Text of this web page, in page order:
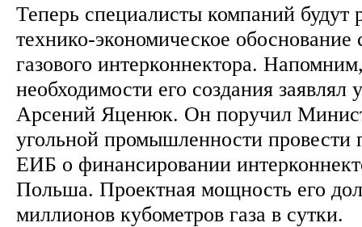
Теперь специалисты компаний будут
технико-экономическое обоснование
газового интерконнектора.
необходимости его создания заявлял
Арсений Яценюк. Он поручил
угольной промышленности провести
ЕИБ о финансировании
Польша. Проектная мощность его
миллионов кубометров газа в сутки.